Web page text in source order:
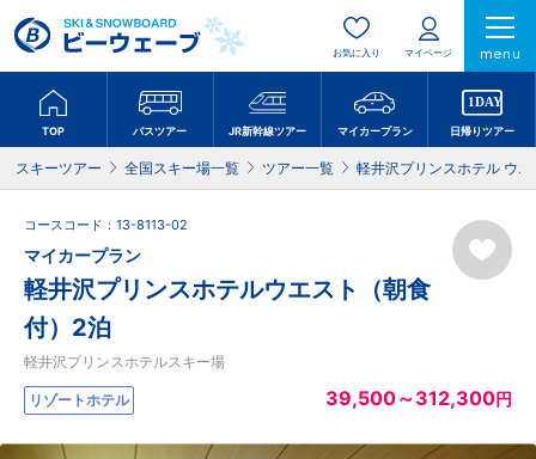
お気に入り マイページ menu
TOP バスツアー JR新幹線ツアー マイカープラン 日帰りツアー
スキーツアー 全国スキー場一覧 ツアー一覧 軽井沢プリンスホテル ウエ
コースコード：13-8113-02
マイカープラン
軽井沢プリンスホテルウエスト（朝食
付）2泊
軽井沢プリンスホテルスキー場
リゾートホテル 39,500～312,300円